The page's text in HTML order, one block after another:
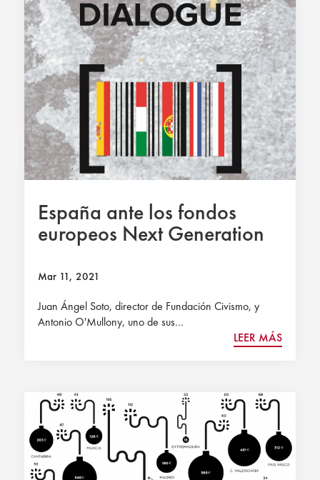
España ante los fondos
europeos Next Generation
Mar 11, 2021
Juan Ángel Soto, director de Fundación Civismo, y
Antonio O'Mullony, uno de sus...
LEER MÁS